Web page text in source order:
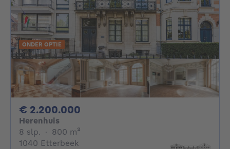
ONDER OPTIE
€ 2.200.000
Herenhuis
8 slp. 8 slaapkamers
· 800 m²
1040 Etterbeek